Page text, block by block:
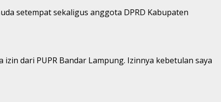
setempat sekaligus anggota DPRD Kabupaten
dari PUPR Bandar Lampung. Izinnya kebetulan saya